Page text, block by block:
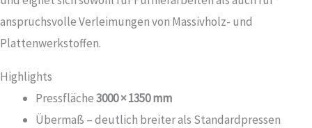
anspruchsvolle Verleimungen von Massivholz- und
Plattenwerkstoffen.
Highlights
Pressfläche3000 × 1350 mm
Übermaß – deutlich breiter als Standardpressen